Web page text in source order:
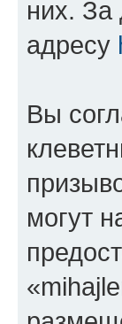
них. За
адресу
Вы
могут